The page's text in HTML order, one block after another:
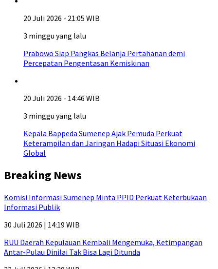
20 Juli 2026 - 21:05 WIB
3 minggu yang lalu
Prabowo Siap Pangkas Belanja Pertahanan demi
Percepatan Pengentasan Kemiskinan
20 Juli 2026 - 14:46 WIB
3 minggu yang lalu
Kepala Bappeda Sumenep Ajak Pemuda Perkuat
Keterampilan dan Jaringan Hadapi Situasi Ekonomi
Global
Breaking News
Komisi Informasi Sumenep Minta PPID Perkuat Keterbukaan
Informasi Publik
30 Juli 2026 | 14:19 WIB
RUU Daerah Kepulauan Kembali Mengemuka, Ketimpangan
Antar-Pulau Dinilai Tak Bisa Lagi Ditunda